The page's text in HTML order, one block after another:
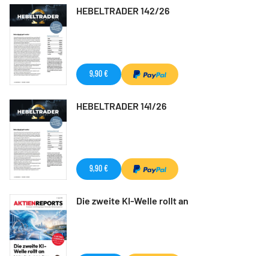
HEBELTRADER 142/26
9,90 €
HEBELTRADER 141/26
9,90 €
Die zweite KI-Welle rollt an